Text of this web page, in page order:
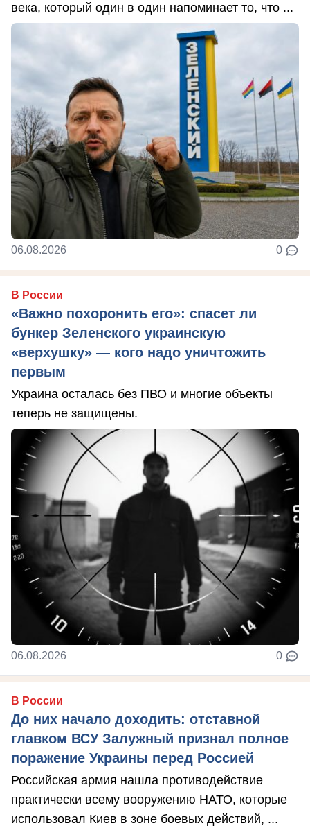
века, который один в один напоминает то, что ...
06.08.2026 0
В России
«Важно похоронить его»: спасет ли
бункер Зеленского украинскую
«верхушку» — кого надо уничтожить
первым
Украина осталась без ПВО и многие объекты
теперь не защищены.
06.08.2026 0
В России
До них начало доходить: отставной
главком ВСУ Залужный признал полное
поражение Украины перед Россией
Российская армия нашла противодействие
практически всему вооружению НАТО, которые
использовал Киев в зоне боевых действий, ...